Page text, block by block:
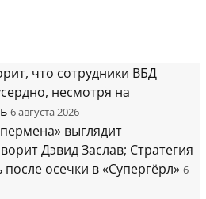
что сотрудники ВБД
несмотря на
6 августа 2026
выглядит
Дэвид Заслав; Стратегия
осечки в «Супергёрл» 6